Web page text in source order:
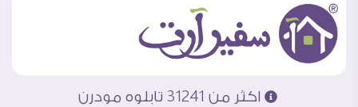
اكثر من 31241 تابلوه مودرن